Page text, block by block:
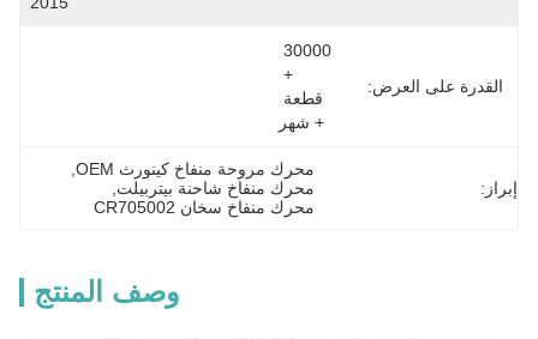
القدرة على العرض:
+ شهر
إبراز:
محرك مروحة منفاخ كينورث OEM
محرك منفاخ شاحنة بيتربيلت
محرك منفاخ سخان CR705002
وصف المنتج